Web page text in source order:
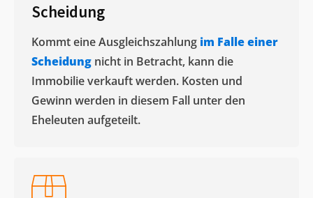
Scheidung
Kommt eine Ausgleichszahlung im Falle einer
Scheidung nicht in Betracht, kann die
Immobilie verkauft werden. Kosten und
Gewinn werden in diesem Fall unter den
Eheleuten aufgeteilt.​